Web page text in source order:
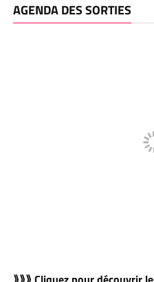
AGENDA DES SORTIES